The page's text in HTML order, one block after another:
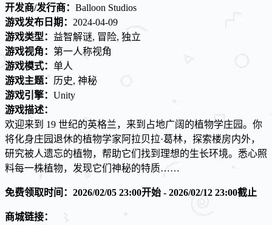
开发商/发行商： Balloon Studios
游戏发布日期： 2024-04-09
游戏类型： 益智解谜, 冒险, 独立
游戏视角： 第一人称视角
游戏模式： 单人
游戏主题： 历史, 神秘
游戏引擎： Unity
游戏描述：
欢迎来到 19 世纪的英格兰，来到占地广阔的植物学庄园。你
将化身庄园退休的植物学家阿拉贝拉·葛林，探索楼房内外，
研究被人遗忘的植物，帮助它们找到理想的生长环境。悉心照
料每一株植物，发现它们神秘的特质……
免费领取时间：2026/02/05 23:00开始 - 2026/02/12 23:00截止
商城链接：